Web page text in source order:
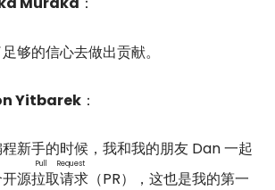
够的信心去做出贡献。
Yitbarek ：
新手的时候，我和我的朋友 Dan 一起
源拉取请求
Pull Request
（PR），这也是我的第一